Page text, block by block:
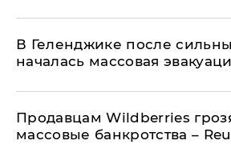
В Геленджике после
началась массовая
Продавцам Wildberries
массовые банкротства –